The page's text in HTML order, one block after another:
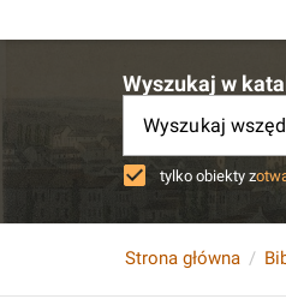
Wyszukaj w
Wyszukaj
tylko obiekty z
Strona główna